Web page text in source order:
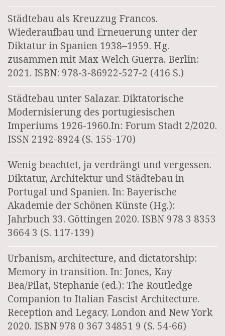
Städtebau als Kreuzzug Francos.
Wiederaufbau und Erneuerung unter der
Diktatur in Spanien 1938–1959. Hg.
zusammen mit Max Welch Guerra. Berlin:
2021. ISBN: 978-3-86922-527-2 (416 S.)
Städtebau unter Salazar. Diktatorische
Modernisierung des portugiesischen
Imperiums 1926-1960.In: Forum Stadt 2/2020.
ISSN 2192-8924 (S. 155-170)
Wenig beachtet, ja verdrängt und vergessen.
Diktatur, Architektur und Städtebau in
Portugal und Spanien. In: Bayerische
Akademie der Schönen Künste (Hg.):
Jahrbuch 33. Göttingen 2020. ISBN 978 3 8353
3664 3 (S. 117-139)
Urbanism, architecture, and dictatorship:
Memory in transition. In: Jones, Kay
Bea/Pilat, Stephanie (ed.): The Routledge
Companion to Italian Fascist Architecture.
Reception and Legacy. London and New York
2020. ISBN 978 0 367 34851 9 (S. 54-66)